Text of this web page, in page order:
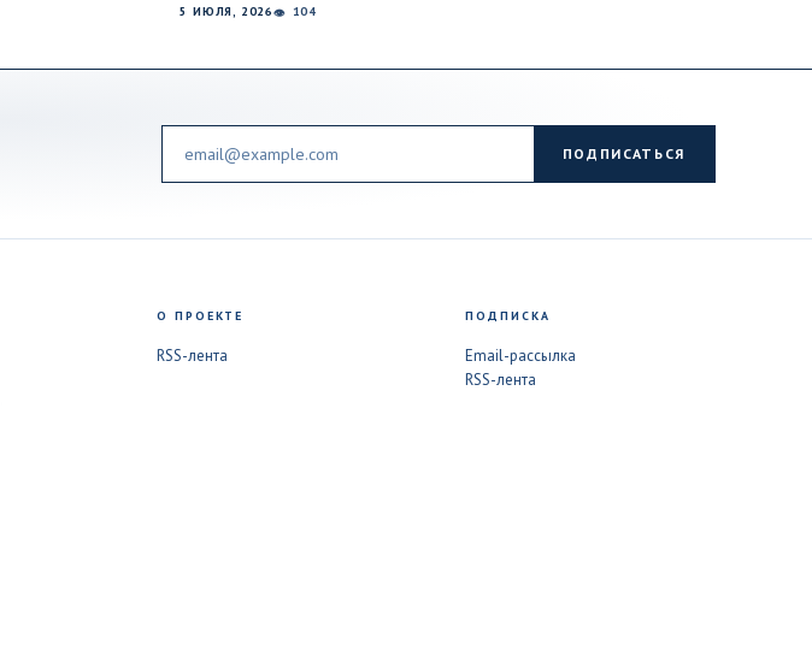
5 ИЮЛЯ, 2026👁 104
ПОДПИСАТЬСЯ
О ПРОЕКТЕ
RSS-лента
ПОДПИСКА
Email-рассылка
RSS-лента